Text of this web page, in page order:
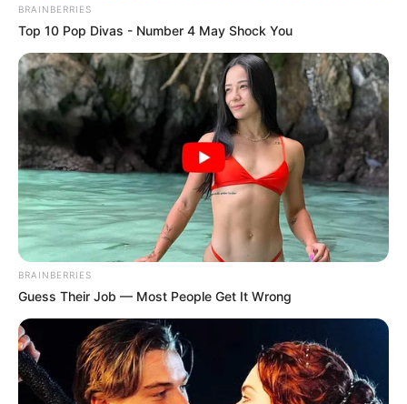
BRAINBERRIES
Top 10 Pop Divas - Number 4 May Shock You
BRAINBERRIES
Guess Their Job — Most People Get It Wrong